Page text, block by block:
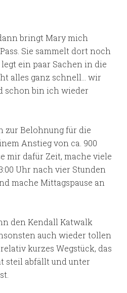
bringt Mary mich
Sie sammelt dort noch
ein paar Sachen in die
alles ganz schnell… wir
schon bin ich wieder
zur Belohnung für die
Anstieg von ca. 900
mir dafür Zeit, mache viele
Uhr nach vier Stunden
mache Mittagspause an
den Kendall Katwalk
auch wieder tollen
kurzes Wegstück, das
steil abfällt und unter